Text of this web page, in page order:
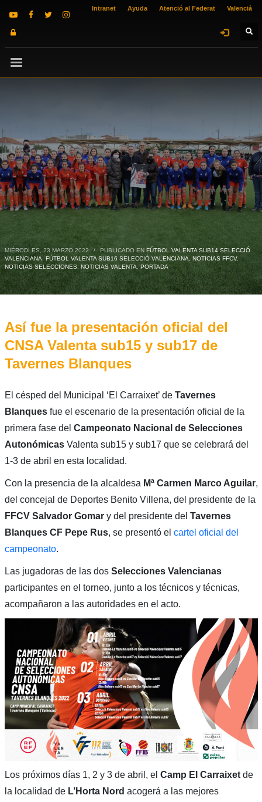
Intranet Ayuda Atenció al Federat Valencià
MIÉRCOLES, 23 MARZO 2022 / PUBLICADO EN FÚTBOL VALENTA SUB14 SELECCIÓ
VALENCIANA,FÚTBOL VALENTA SUB16 SELECCIÓ VALENCIANA ,NOTICIAS FFCV,
NOTICIAS SELECCIONES, NOTICIAS VALENTA ,PORTADA
Así fue la presentación oficial del
CNSA Valenta sub15 y sub17 de
Tavernes Blanques
El césped del Municipal ‘El Carraixet’ de Tavernes
Blanquesfue el escenario de la presentación oficial de la
primera fase del Campeonato Nacional de Selecciones
Autonómicas Valenta sub15 y sub17 que se celebrará del
1-3 de abril en esta localidad.
Con la presencia de la alcaldesa Mª Carmen Marco Aguilar,
del concejal de Deportes Benito Villena, del presidente de la
FFCV Salvador Gomary del presidente del Tavernes
Blanques CF Pepe Rus, se presentó el cartel oficial del
campeonato.
Las jugadoras de las dos Selecciones Valencianas
participantes en el torneo, junto a los técnicos y técnicas,
acompañaron a las autoridades en el acto.
Los próximos días 1, 2 y 3 de abril, el Camp El Carraixet de
la localidad deL’Horta Nord acogerá a las mejores